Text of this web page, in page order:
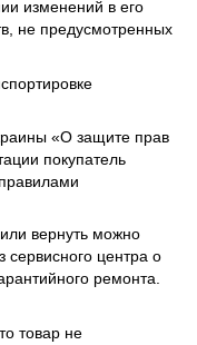
изменений в его
не предусмотренных
«О защите прав
покупатель
вернуть можно
сервисного центра о
ремонта.
товар не